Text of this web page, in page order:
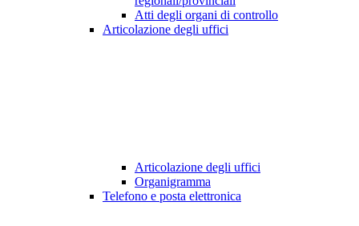
Atti degli organi di controllo
Articolazione degli uffici
Articolazione degli uffici
Organigramma
Telefono e posta elettronica